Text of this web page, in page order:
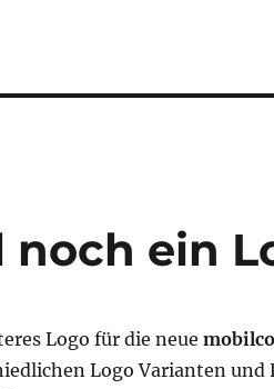
ein
Logo für die neue
Logo Varianten und